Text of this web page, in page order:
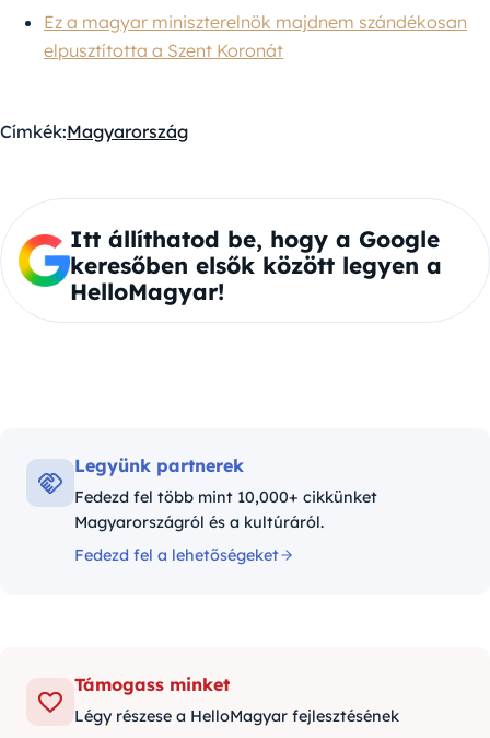
Ez a magyar miniszterelnök majdnem szándékosan
elpusztította a Szent Koronát
Címkék:Magyarország
Itt állíthatod be, hogy a Google
keresőben elsők között legyen a
HelloMagyar!
Legyünk partnerek
Fedezd fel több mint 10,000+ cikkünket
Magyarországról és a kultúráról.
Fedezd fel a lehetőségeket
Támogass minket
Légy részese a HelloMagyar fejlesztésének